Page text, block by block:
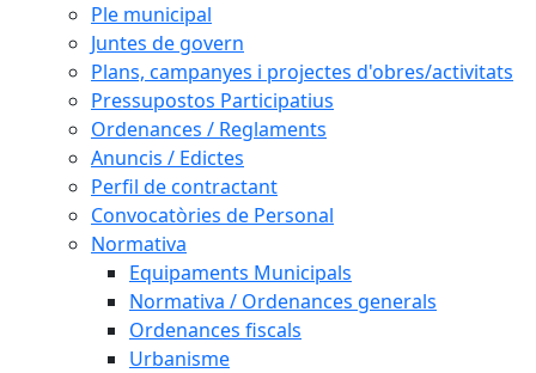
Ple municipal
Juntes de govern
Plans, campanyes i projectes d'obres/activitats
Pressupostos Participatius
Ordenances / Reglaments
Anuncis / Edictes
Perfil de contractant
Convocatòries de Personal
Normativa
Equipaments Municipals
Normativa / Ordenances generals
Ordenances fiscals
Urbanisme